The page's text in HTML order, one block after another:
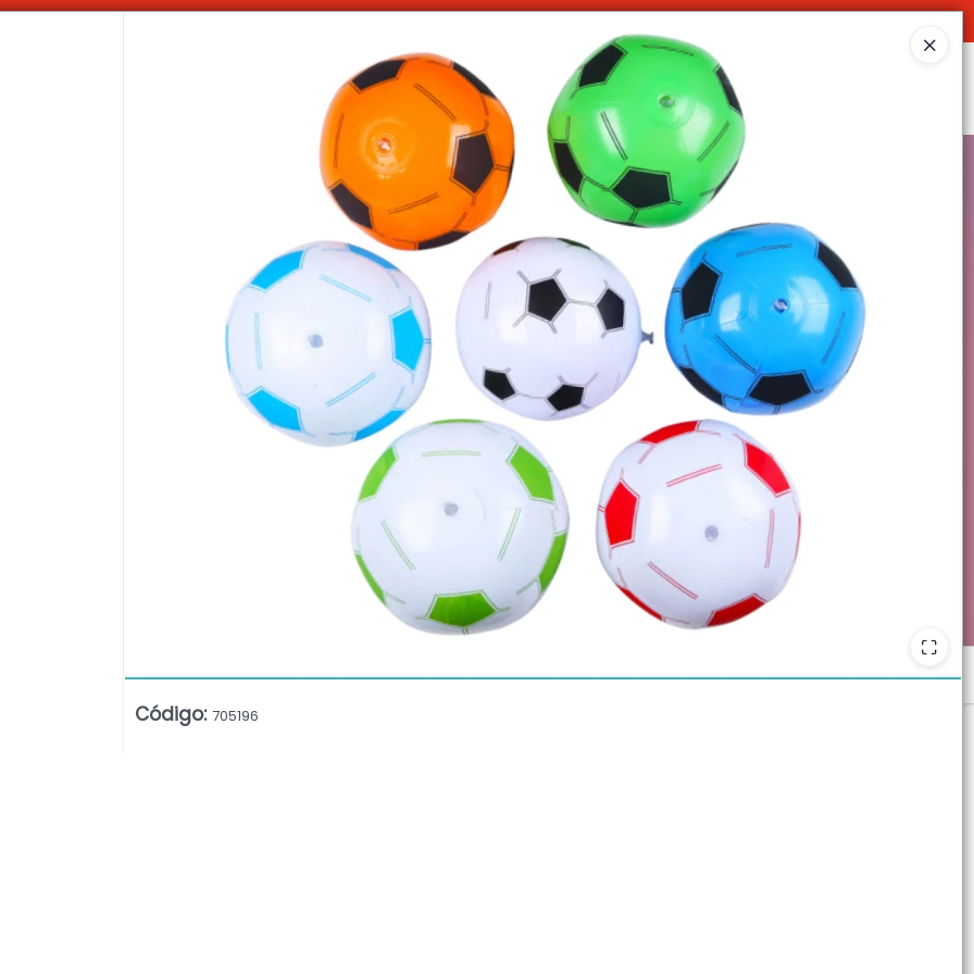
Código: 705196
Ingresar a la Tienda
CÓMO COMPRAR QUIÉNES SOMOS DECO & HOGAR CONTACTO
COMO LLEGAR